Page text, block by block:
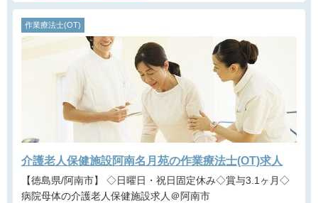
作業療法士(OT)
介護老人保健施設阿南名月苑の作業療法士(OT)求人
【徳島県/阿南市】 ◇日曜日・祝日固定休み◇賞与3.1ヶ月◇
病院母体の介護老人保健施設求人＠阿南市